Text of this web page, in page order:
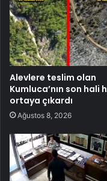
Alevlere teslim olan
Kumluca’nın son hali
ortaya çıkardı
Ağustos 8, 2026